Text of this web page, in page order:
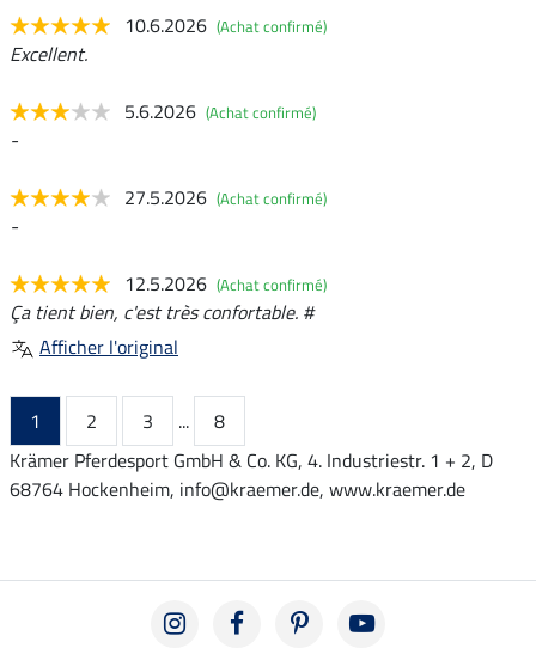
10.6.2026 (Achat confirmé)
Excellent.
5.6.2026 (Achat confirmé)
-
27.5.2026 (Achat confirmé)
-
12.5.2026 (Achat confirmé)
Ça tient bien, c'est très confortable. #
Afficher l'original
1 2 3 ...
8
Krämer Pferdesport GmbH & Co. KG, 4. Industriestr. 1 + 2, D
68764 Hockenheim, info@kraemer.de, www.kraemer.de